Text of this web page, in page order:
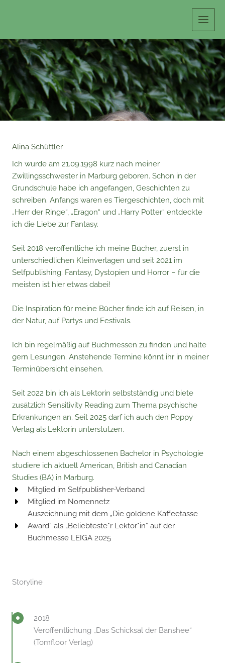
Alina Schüttler
Ich wurde am 21.09.1998 kurz nach meiner
Zwillingsschwester in Marburg geboren. Schon in der
Grundschule habe ich angefangen, Geschichten zu
schreiben. Anfangs waren es Tiergeschichten, doch mit
„Herr der Ringe“, „Eragon“ und „Harry Potter“ entdeckte
ich die Liebe zur Fantasy.
Seit 2018 veröffentliche ich meine Bücher, zuerst in
unterschiedlichen Kleinverlagen und seit 2021 im
Selfpublishing. Fantasy, Dystopien und Horror – für die
meisten ist hier etwas dabei!
Die Inspiration für meine Bücher finde ich auf Reisen, in
der Natur, auf Partys und Festivals.
Ich bin regelmäßig auf Buchmessen zu finden und halte
gern Lesungen. Anstehende Termine könnt ihr in meiner
Terminübersicht einsehen.
Seit 2022 bin ich als Lektorin selbstständig und biete
zusätzlich Sensitivity Reading zum Thema psychische
Erkrankungen an. Seit 2025 darf ich auch den Poppy
Verlag als Lektorin unterstützen.
Nach einem abgeschlossenen Bachelor in Psychologie
studiere ich aktuell American, British and Canadian
Studies (BA) in Marburg.
Mitglied im Selfpublisher-Verband​
Mitglied im Nornennetz​
Auszeichnung mit dem „Die goldene Kaffeetasse
Award“ als „Beliebteste*r Lektor*in“ auf der
Buchmesse LEIGA 2025
Storyline
2018
Veröffentlichung „Das Schicksal der Banshee“
(Tomfloor Verlag)